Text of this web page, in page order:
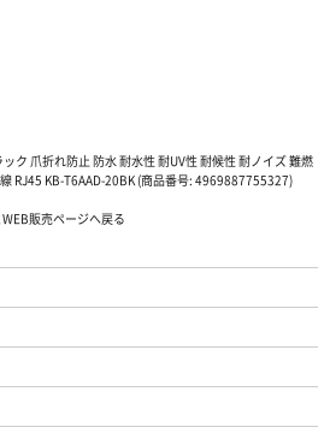
ク 爪折れ防止 防水 耐水性 耐UV性 耐候性 耐ノイズ 難燃
RJ45 KB-T6AAD-20BK (商品番号: 4969887755327)
販売ページへ戻る